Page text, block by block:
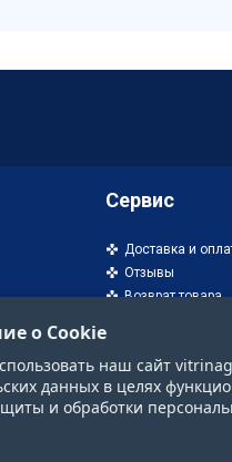
Сервис
Доставка и
Отзывы
Возврат товара
о Cookie
наш сайт
данных в целях
и обработки